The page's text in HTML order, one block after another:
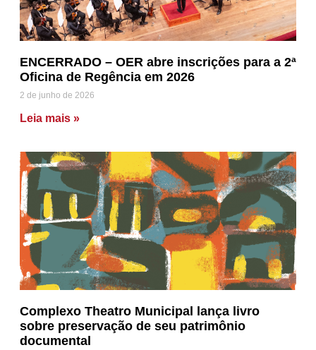
ENCERRADO – OER abre inscrições para a 2ª
Oficina de Regência em 2026
2 de junho de 2026
Leia mais »
Complexo Theatro Municipal lança livro
sobre preservação de seu patrimônio
documental